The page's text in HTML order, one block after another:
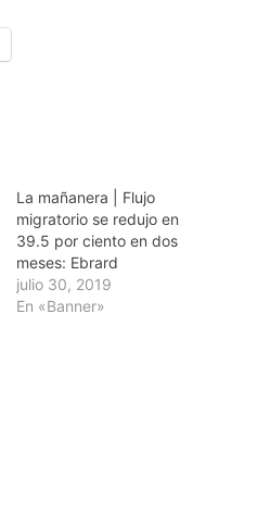
La mañanera | Flujo
migratorio se redujo en
39.5 por ciento en dos
meses: Ebrard
julio 30, 2019
En «Banner»